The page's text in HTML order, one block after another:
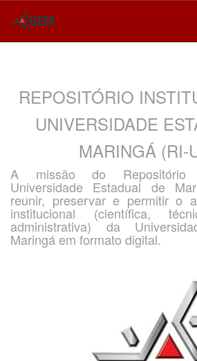
REPOSITÓRIO
UNIVERSIDADE
MARINGÁ (RI-
A missão do Repositório
Universidade Estadual de
reunir, preservar e permitir o
institucional (científica,
administrativa) da
Maringá em formato digital.